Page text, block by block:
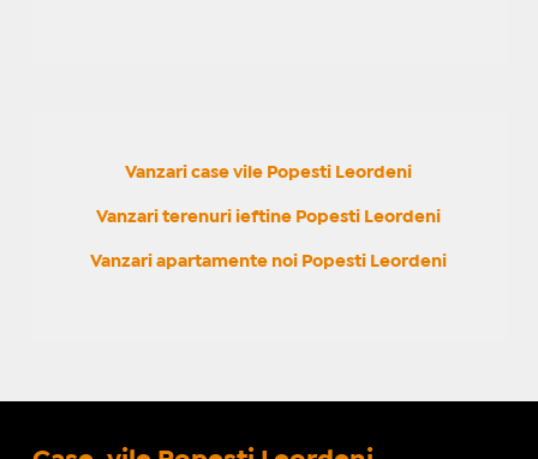
Vanzari case vile Popesti Leordeni
Vanzari terenuri ieftine Popesti Leordeni
Vanzari apartamente noi Popesti Leordeni